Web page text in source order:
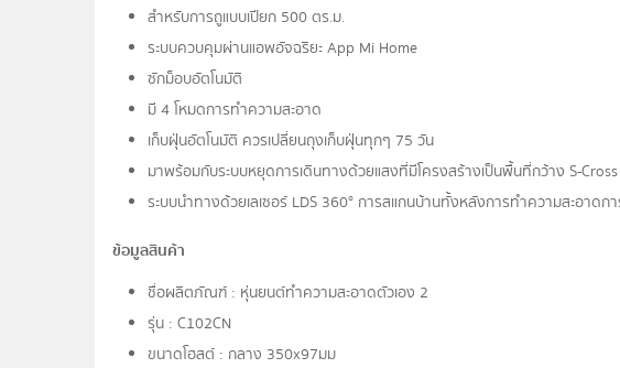
สำหรับการถูแบบเปียก 500 ตร.ม.
ระบบควบคุมผ่านแอพอัจฉริยะ App Mi Home
ซักม็อบอัตโนมัติ
มี 4 โหมดการทำความสะอาด
เก็บฝุ่นอัตโนมัติ ควรเปลี่ยนถุงเก็บฝุ่นทุกๆ 75 วัน
มาพร้อมกับระบบหยุดการเดินทางด้วยแสงที่มีโครงสร้างเป็นพื้นที่กว้าง S-
ระบบนำทางด้วยเลเซอร์ LDS 360° การสแกนบ้านทั้งหลังการทำความสะอาดก
ข้อมูลสินค้า
ชื่อผลิตภัณฑ์ : หุ่นยนต์ทำความสะอาดตัวเอง 2
รุ่น : C102CN
ขนาดโฮสต์ : กลาง 350x97มม